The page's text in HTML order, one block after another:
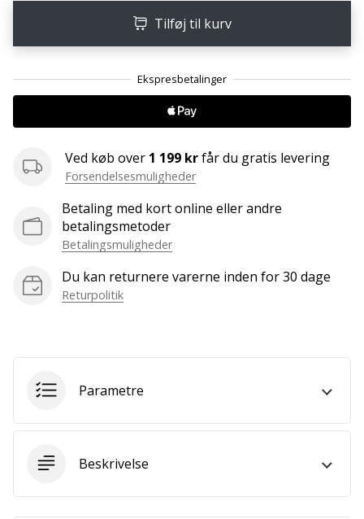
egen
blog,
administrerer
en
Facebook-
side
diskussionsforum?
Lad
dem
Bliv
en
Vis alle
artikler
Tilføj til kurv
Ved køb over 1 199 krfår du gratis levering
Forsendelsesmuligheder
Betaling med kort online eller andre
betalingsmetoder
Betalingsmuligheder
Du kan returnere varerne inden for 30 dage
Returpolitik
Parametre
Beskrivelse